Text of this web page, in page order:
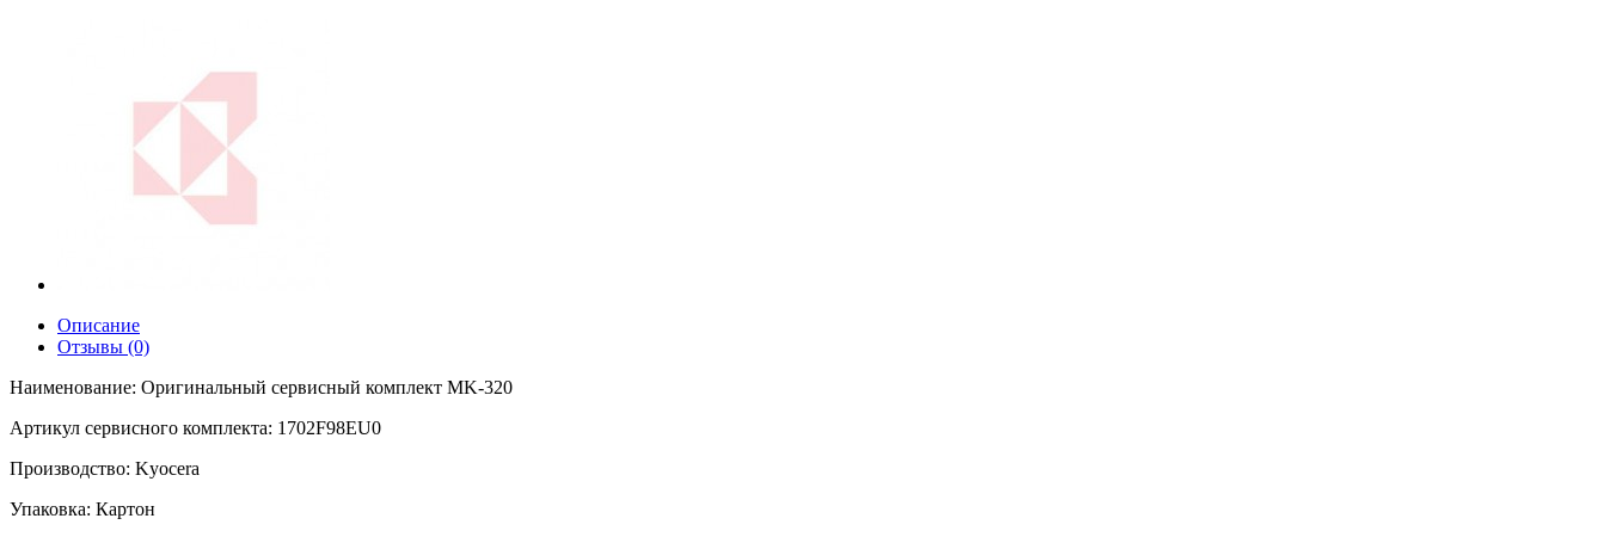
Описание
Отзывы (0)
Наименование: Оригинальный сервисный комплект MK-320
Артикул сервисного комплекта: 1702F98EU0
Производство: Kyocera
Упаковка: Картон